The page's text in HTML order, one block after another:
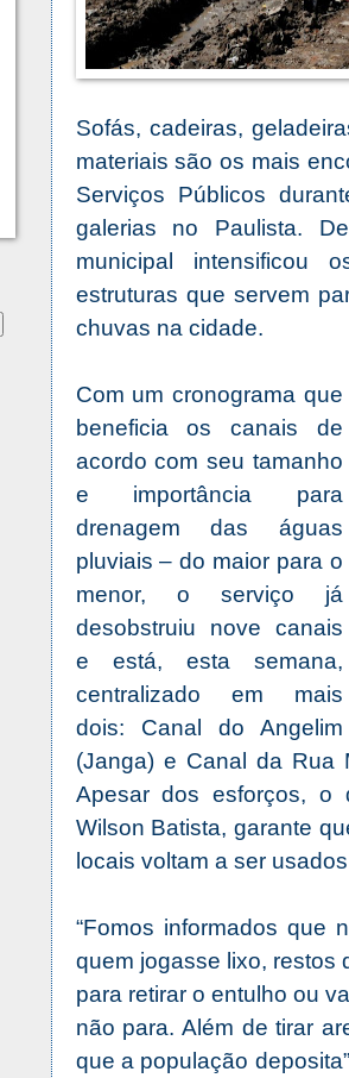
Sofás, cadeiras,
materiais são os mais
Serviços Públicos
galerias no Paulista.
municipal intensificou
estruturas que servem
chuvas na cidade.
Com um cronograma que
beneficia os canais de
acordo com seu tamanho
e importância para
drenagem das águas
pluviais – do maior para o
menor, o serviço já
desobstruiu nove canais
e está, esta semana,
centralizado em mais
dois: Canal do Angelim
(Janga) e Canal da Rua
Apesar dos esforços, o
Wilson Batista, garante
locais voltam a ser
“Fomos informados que
quem jogasse lixo, restos
para retirar o entulho ou
não para. Além de tirar
que a população